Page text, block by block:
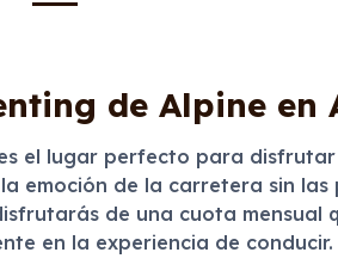
de Alpine en
el lugar perfecto para
emoción de la carretera sin
de una cuota mensual
en la experiencia de conducir.